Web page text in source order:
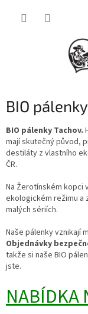
BIO
BIO pálenky Tachov.
mají skutečný původ,
destiláty z vlastního
ČR.
Na Žerotínském kopci
ekologickém režimu a
malých sériích.
Naše pálenky vznikají
Objednávky
takže si naše BIO
jste.
NABÍDKA